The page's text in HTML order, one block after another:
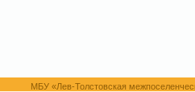
МБУ «Лев-Толстовская